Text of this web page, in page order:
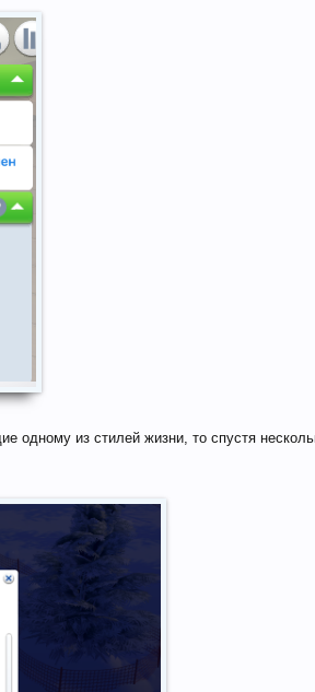
одному из стилей жизни, то спустя